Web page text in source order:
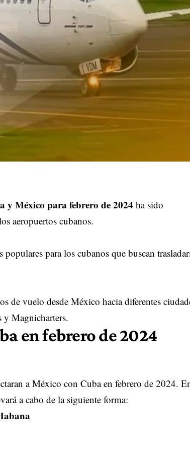
y México para febrero de 2024 ha sido
aeropuertos cubanos.
para los cubanos que buscan
de vuelo desde México hacia diferentes
Magnicharters.
en febrero de 2024
a México con Cuba en febrero de 2024.
a cabo de la siguiente forma: